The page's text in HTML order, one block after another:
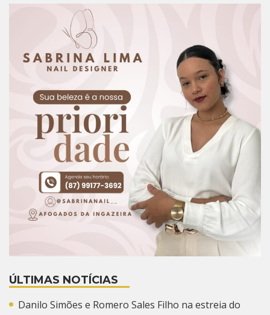
ÚLTIMAS NOTÍCIAS
Danilo Simões e Romero Sales Filho na estreia do